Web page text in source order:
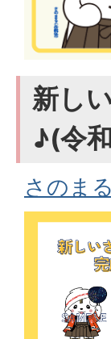
新し
♪(令
さのま